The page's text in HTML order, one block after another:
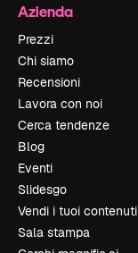
Azienda
Prezzi
Chi siamo
Recensioni
Lavora con noi
Cerca tendenze
Blog
Eventi
Slidesgo
Vendi i tuoi contenuti
Sala stampa